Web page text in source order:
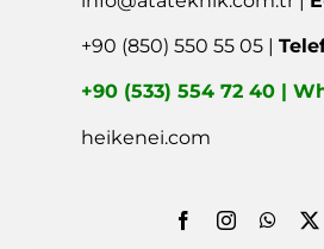
+90 (850) 550 55 05 |
+90 (533) 554 72 40 |
heikenei.com